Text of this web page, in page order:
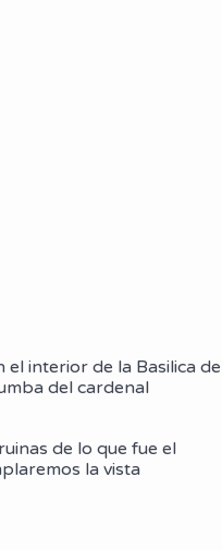
el interior de la Basilica de
del cardenal
de lo que fue el
la vista